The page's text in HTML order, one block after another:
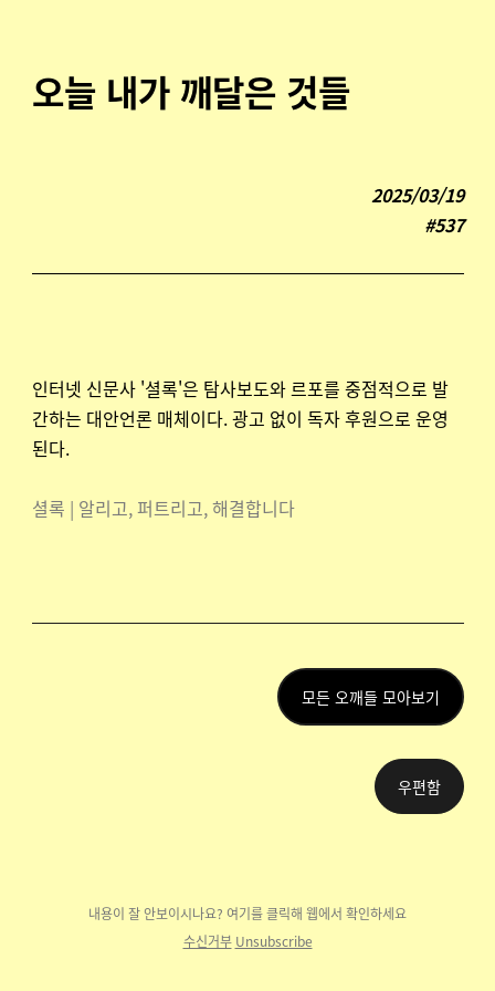
오늘 내가 깨달은 것들
2025/03/19
#537
인터넷 신문사 '셜록'은 탐사보도와 르포를 중점적으로 발
간하는 대안언론 매체이다. 광고 없이 독자 후원으로 운영
된다.
셜록 | 알리고, 퍼트리고, 해결합니다
모든 오깨들 모아보기
우편함
내용이 잘 안보이시나요? 여기를 클릭해 웹에서 확인하세요
수신거부 Unsubscribe